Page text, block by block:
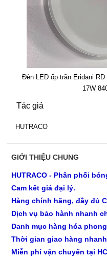
Đèn LED ốp trần Eridani
17W
Tác giả
HUTRACO
GIỚI THIỆU CHUNG
HUTRACO - Phân phối
Cam kết giá đại lý.
Hàng chính hãng, đầy đủ
Dịch vụ bảo hành nhanh
Danh mục hàng hóa
Thời gian giao hàng
Miễn phí vận chuyển tại